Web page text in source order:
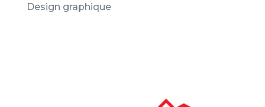
Design graphique